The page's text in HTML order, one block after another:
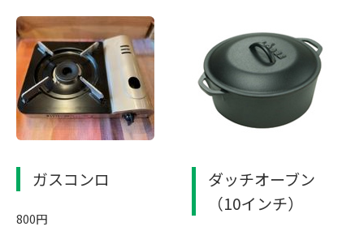
ガスコンロ
800円
ダッチオーブン
（10インチ）